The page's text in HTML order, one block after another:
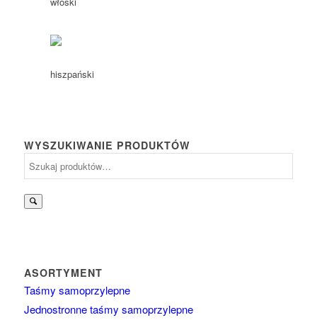
WYSZUKIWANIE PRODUKTÓW
ASORTYMENT
Taśmy samoprzylepne
Jednostronne taśmy samoprzylepne